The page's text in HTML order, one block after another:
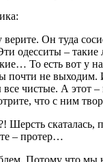
Он туда
одесситы – такие
То есть вот у
почти не выходим.
чистые. А этот –
что с ним
Шерсть скаталась,
– протер…